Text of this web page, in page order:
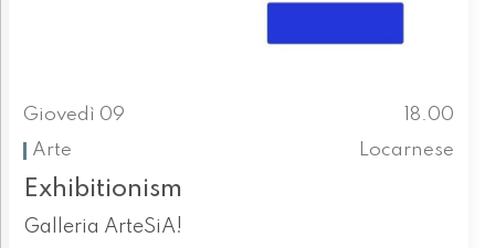
Giovedì 09
18.00
Arte
Locarnese
Exhibitionism
Galleria ArteSiA!